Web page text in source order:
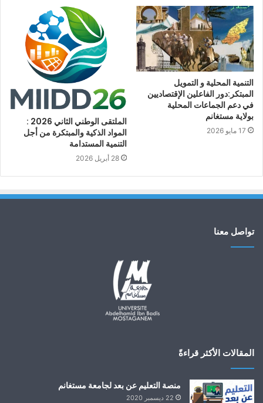
التنمية المحلية و التمويل
المبتكر:دور الفاعلين الإقتصاديين
في دعم الجماعات المحلية
بولاية مستغانم
17 مايو 2026
الملتقى الوطني الثاني 2026 :
المواد الذكية والمبتكرة من أجل
التنمية المستدامة
28 أبريل 2026
تواصل معنا
المقالات الأكثر قراءةً
منصة التعليم عن بعد لجامعة مستغانم
22 ديسمبر 2020